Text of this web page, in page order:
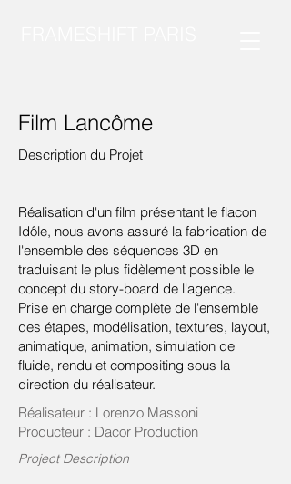
Film Lancôme
Description du Projet
Réalisation d'un film présentant le flacon
Idôle, nous avons assuré la fabrication de
l'ensemble des séquences 3D en
traduisant le plus fidèlement possible le
concept du story-board de l'agence.
Prise en charge complète de l'ensemble
des étapes, modélisation, textures, layout,
animatique, animation, simulation de
fluide, rendu et compositing sous la
direction du réalisateur.
Réalisateur : Lorenzo Massoni
Producteur : Dacor Production
Project Description